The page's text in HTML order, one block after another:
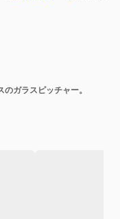
ガラスピッチャー。